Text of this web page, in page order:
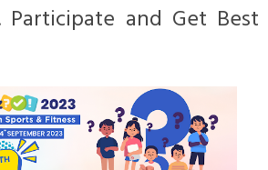
Participate and Get Best